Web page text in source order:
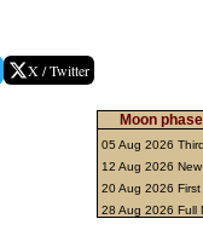
X / Twitter
Moon
05 Aug 2026
12 Aug 2026
20 Aug 2026
28 Aug 2026 Full